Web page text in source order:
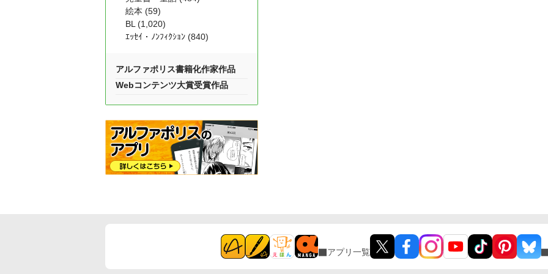
絵本 (59)
BL (1,020)
ｴｯｾｲ・ﾉﾝﾌｨｸｼｮﾝ (840)
アルファポリス書籍化作家作品
Webコンテンツ大賞受賞作品
アプリ一覧